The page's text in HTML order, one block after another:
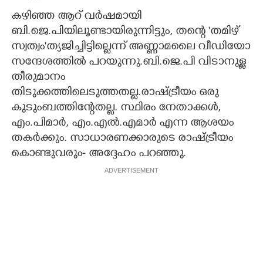
കഴിഞ്ഞ ആറ് വർഷമായി
ബി.ജെ.പിയിലൂണ്ടായിരുന്നിട്ടും, തന്റെ 'തമിഴ്
സ്വത്വം"ത്യജിച്ചിട്ടില്ലെന്ന് അണ്ണാമലൈ വീഡിയോ
സന്ദേശത്തിൽ പറയുന്നു.ബി.ജെ.പി വിടാനുള്ള
തീരുമാനം
തിടുക്കത്തിലെടുത്തതല്ല.രാഷ്ട്രീയം ഒരു
കുടുംബത്തിന്റേതല്ല. സ്ഥിരം നേതാക്കൾ,
എം.പിമാർ, എം.എൽ.എമാർ എന്ന ആശയം
തകർക്കും. സാധാരണക്കാരുടെ രാഷ്ട്രീയം
കൊണ്ടുവരും- അദ്ദേഹം പറഞ്ഞു.
ADVERTISEMENT